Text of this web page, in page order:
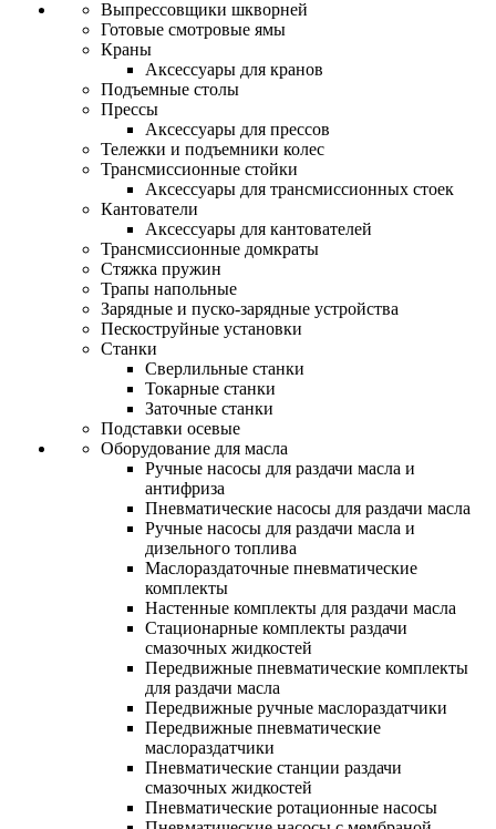
Выпрессовщики шкворней
Готовые смотровые ямы
Краны
Аксессуары для кранов
Подъемные столы
Прессы
Аксессуары для прессов
Тележки и подъемники колес
Трансмиссионные стойки
Аксессуары для трансмиссионных стоек
Кантователи
Аксессуары для кантователей
Трансмиссионные домкраты
Стяжка пружин
Трапы напольные
Зарядные и пуско-зарядные устройства
Пескоструйные установки
Станки
Сверлильные станки
Токарные станки
Заточные станки
Подставки осевые
Оборудование для масла
Ручные насосы для раздачи масла и
антифриза
Пневматические насосы для раздачи масла
Ручные насосы для раздачи масла и
дизельного топлива
Маслораздаточные пневматические
комплекты
Настенные комплекты для раздачи масла
Стационарные комплекты раздачи
смазочных жидкостей
Передвижные пневматические комплекты
для раздачи масла
Передвижные ручные маслораздатчики
Передвижные пневматические
маслораздатчики
Пневматические станции раздачи
смазочных жидкостей
Пневматические ротационные насосы